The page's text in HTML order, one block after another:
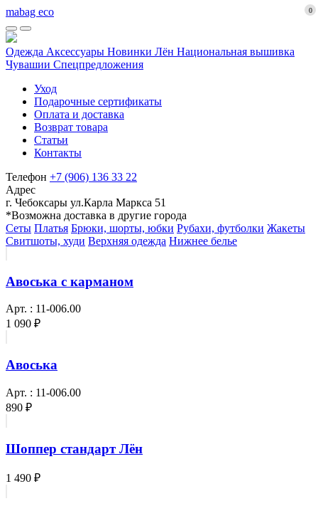
mabag eco
Одежда Аксессуары Новинки Лён Национальная вышивка
Чувашии Спецпредложения
Уход
Подарочные сертификаты
Оплата и доставка
Возврат товара
Статьи
Контакты
Телефон +7 (906) 136 33 22
Адрес
г. Чебоксары ул.Карла Маркса 51
*Возможна доставка в другие города
Сеты Платья Брюки, шорты, юбки Рубахи, футболки Жакеты
Свитшоты, худи Верхняя одежда Нижнее белье
Авоська с карманом
Арт. : 11-006.00
1 090 ₽
Авоська
Арт. : 11-006.00
890 ₽
Шоппер стандарт Лён
1 490 ₽
0